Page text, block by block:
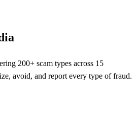
200+ scam types across 15
avoid, and report every type of fraud.